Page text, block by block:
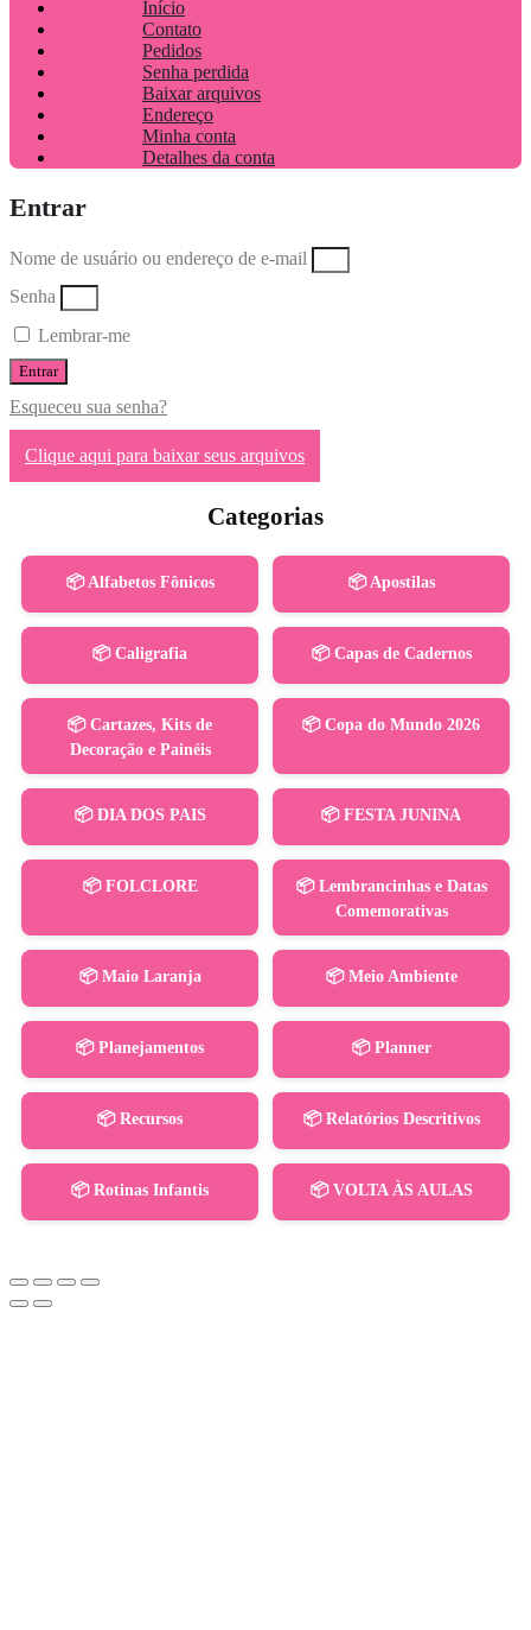
Início
Contato
Pedidos
Senha perdida
Baixar arquivos
Endereço
Minha conta
Detalhes da conta
Entrar
Nome de usuário ou endereço de e-mail
Senha
Lembrar-me
Entrar
Esqueceu sua senha?
Clique aqui para baixar seus arquivos
Categorias
📦 Alfabetos Fônicos 📦 Apostilas
📦 Caligrafia 📦 Capas de Cadernos
📦 Cartazes, Kits de
Decoração e Painéis
📦 Copa do Mundo 2026
📦 DIA DOS PAIS 📦 FESTA JUNINA
📦 FOLCLORE
📦 Lembrancinhas e Datas
Comemorativas
📦 Maio Laranja 📦 Meio Ambiente
📦 Planejamentos 📦 Planner
📦 Recursos 📦 Relatórios Descritivos
📦 Rotinas Infantis 📦 VOLTA ÀS AULAS